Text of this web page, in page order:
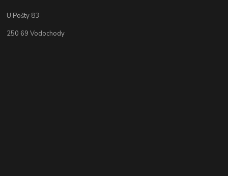
U Pošty 83
250 69 Vodochody